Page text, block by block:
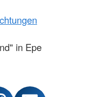
in Epe